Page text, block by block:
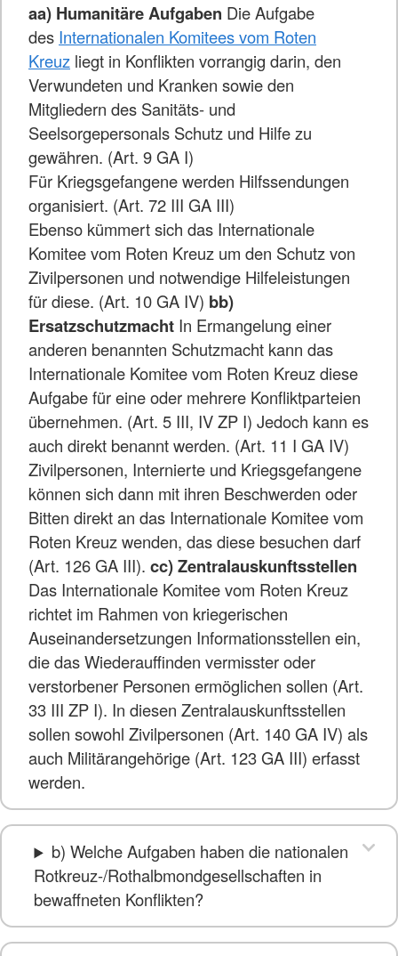
aa) Humanitäre Aufgaben Die Aufgabe
des Internationalen Komitees vom Roten
Kreuz liegt in Konflikten vorrangig darin, den
Verwundeten und Kranken sowie den
Mitgliedern des Sanitäts- und
Seelsorgepersonals Schutz und Hilfe zu
gewähren. (Art. 9 GA I)
Für Kriegsgefangene werden Hilfssendungen
organisiert. (Art. 72 III GA III)
Ebenso kümmert sich das Internationale
Komitee vom Roten Kreuz um den Schutz von
Zivilpersonen und notwendige Hilfeleistungen
für diese. (Art. 10 GA IV) bb)
Ersatzschutzmacht In Ermangelung einer
anderen benannten Schutzmacht kann das
Internationale Komitee vom Roten Kreuz diese
Aufgabe für eine oder mehrere Konfliktparteien
übernehmen. (Art. 5 III, IV ZP I) Jedoch kann es
auch direkt benannt werden. (Art. 11 I GA IV)
Zivilpersonen, Internierte und Kriegsgefangene
können sich dann mit ihren Beschwerden oder
Bitten direkt an das Internationale Komitee vom
Roten Kreuz wenden, das diese besuchen darf
(Art. 126 GA III). cc) Zentralauskunftsstellen
Das Internationale Komitee vom Roten Kreuz
richtet im Rahmen von kriegerischen
Auseinandersetzungen Informationsstellen ein,
die das Wiederauffinden vermisster oder
verstorbener Personen ermöglichen sollen (Art.
33 III ZP I). In diesen Zentralauskunftsstellen
sollen sowohl Zivilpersonen (Art. 140 GA IV) als
auch Militärangehörige (Art. 123 GA III) erfasst
werden.
b) Welche Aufgaben haben die nationalen
Rotkreuz-/Rothalbmondgesellschaften in
bewaffneten Konflikten?